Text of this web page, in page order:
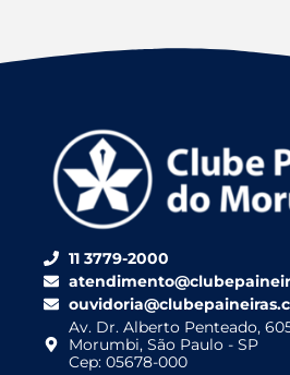
11 3779-2000
Av. Dr. Alberto Penteado,
Morumbi, São Paulo - SP
Cep: 05678-000